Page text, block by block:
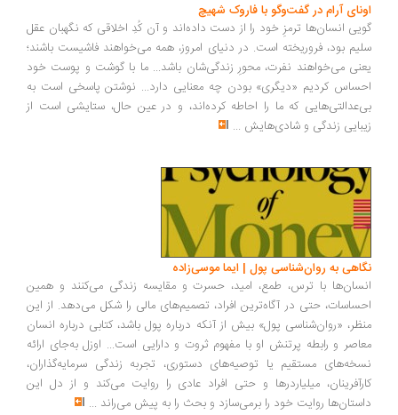
آرام در گفت‌وگو با فاروک شهیچ‭
انسان‌ها ترمزِ خود را از دست داده‌اند و آن کُدِ اخلاقی که نگهبان عقل
بود، فروریخته است. در دنیای امروز، همه می‌خواهند فاشیست باشند؛
می‌خواهند نفرت، محورِ زندگی‌شان باشد... ما با گوشت و پوست خود
کردیم «دیگری» بودن چه معنایی دارد... نوشتن پاسخی است به
که ما را احاطه کرده‌اند، و در عین حال، ستایشی است از
زندگی و شادی‌هایش...
به روان‌شناسی پول | ایما موسی‌زاده
با ترس، طمع، امید، حسرت و مقایسه زندگی می‌کنند و همین
حتی در آگاه‌ترین افراد، تصمیم‌های مالی را شکل می‌دهد. از این
«روان‌شناسی پول» بیش از آنکه درباره پول باشد، کتابی درباره انسان
و رابطه پرتنش او با مفهوم ثروت و دارایی است... اوزل به‌جای ارائه
مستقیم یا توصیه‌های دستوری، تجربه زندگی سرمایه‌گذاران،
میلیاردرها و حتی افراد عادی را روایت می‌کند و از دل این
روایت خود را برمی‌سازد و بحث را به پیش می‌راند ...